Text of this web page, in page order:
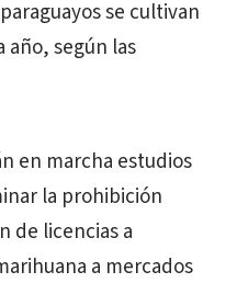
se cultivan
año, según las
en marcha estudios
la prohibición
de licencias a
a mercados